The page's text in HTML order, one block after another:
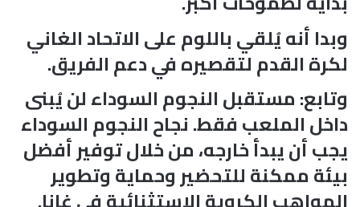
وبدا أنه يُلقي باللوم على الاتحاد الغاني
لكرة القدم لتقصيره في دعم الفريق.
وتابع: مستقبل النجوم السوداء لن يُبنى
داخل الملعب فقط. نجاح النجوم السوداء
يجب أن يبدأ خارجه، من خلال توفير أفضل
بيئة ممكنة للتحضير وحماية وتطوير